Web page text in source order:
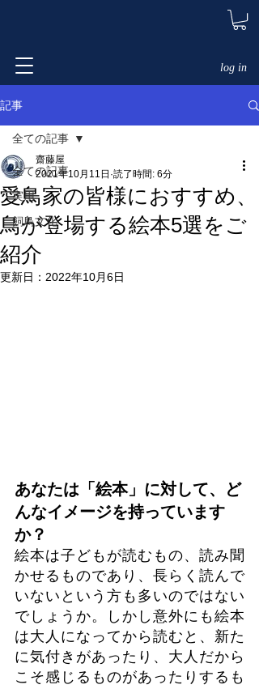
log in
記事
全ての記事
実用
飼鳥文化
全ての記事
愛鳥家の皆様におすすめ、
鳥が登場する絵本5選をご
紹介
齋藤屋
2021年10月11日 読了時間: 6分
更新日： 2022年10月6日
あなたは「絵本」に対して、ど
んなイメージを持っています
か？
絵本は子どもが読むもの、読み聞
かせるものであり、長らく読んで
いないという方も多いのではない
でしょうか。しかし意外にも絵本
は大人になってから読むと、新た
に気付きがあったり、大人だから
こそ感じるものがあったりするも